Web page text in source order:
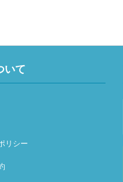
いて
リシー